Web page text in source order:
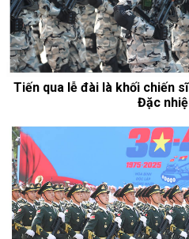
Tiến qua lễ đài là khối chiến
Đặc